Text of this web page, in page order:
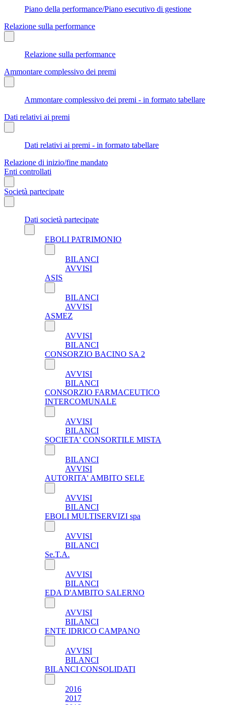
Piano della performance/Piano esecutivo di gestione
Relazione sulla performance
Relazione sulla performance
Ammontare complessivo dei premi
Ammontare complessivo dei premi - in formato tabellare
Dati relativi ai premi
Dati relativi ai premi - in formato tabellare
Relazione di inizio/fine mandato
Enti controllati
Società partecipate
Dati società partecipate
EBOLI PATRIMONIO
BILANCI
AVVISI
ASIS
BILANCI
AVVISI
ASMEZ
AVVISI
BILANCI
CONSORZIO BACINO SA 2
AVVISI
BILANCI
CONSORZIO FARMACEUTICO
INTERCOMUNALE
AVVISI
BILANCI
SOCIETA' CONSORTILE MISTA
BILANCI
AVVISI
AUTORITA' AMBITO SELE
AVVISI
BILANCI
EBOLI MULTISERVIZI spa
AVVISI
BILANCI
Se.T.A.
AVVISI
BILANCI
EDA D'AMBITO SALERNO
AVVISI
BILANCI
ENTE IDRICO CAMPANO
AVVISI
BILANCI
BILANCI CONSOLIDATI
2016
2017